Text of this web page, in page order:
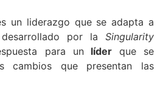
un liderazgo que se adapta a
por la Singularity
para unlíder que se
cambios que presentan las